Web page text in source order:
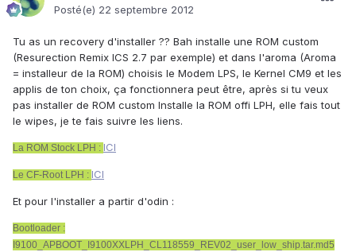
Posté(e) 22 septembre 2012
Tu as un recovery d'installer ?? Bah installe une ROM custom
(Resurection Remix ICS 2.7 par exemple) et dans l'aroma (Aroma
= installeur de la ROM) choisis le Modem LPS, le Kernel CM9 et les
applis de ton choix, ça fonctionnera peut être, après si tu veux
pas installer de ROM custom Installe la ROM offi LPH, elle fais tout
le wipes, je te fais suivre les liens.
La ROM Stock LPH : ICI
Le CF-Root LPH : ICI
Et pour l'installer a partir d'odin :
Bootloader :
I9100_APBOOT_I9100XXLPH_CL118559_REV02_user_low_ship.tar.md5